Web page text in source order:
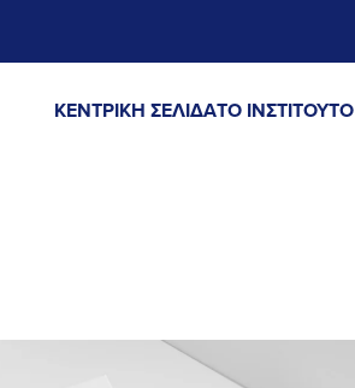
ΚΕΝΤΡΙΚΗ ΣΕΛΙΔΑΤΟ ΙΝΣΤΙΤΟΥΤΟ